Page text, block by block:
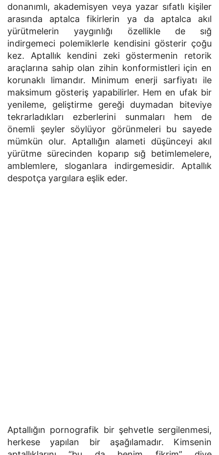
donanımlı, akademisyen veya yazar sıfatlı kişiler
arasında aptalca fikirlerin ya da aptalca akıl
yürütmelerin yaygınlığı özellikle de sığ
indirgemeci polemiklerle kendisini gösterir çoğu
kez. Aptallık kendini zeki göstermenin retorik
araçlarına sahip olan zihin konformistleri için en
korunaklı limandır. Minimum enerji sarfiyatı ile
maksimum gösteriş yapabilirler. Hem en ufak bir
yenileme, geliştirme gereği duymadan biteviye
tekrarladıkları ezberlerini sunmaları hem de
önemli şeyler söylüyor görünmeleri bu sayede
mümkün olur. Aptallığın alameti düşünceyi akıl
yürütme sürecinden koparıp sığ betimlemelere,
amblemlere, sloganlara indirgemesidir. Aptallık
despotça yargılara eşlik eder.
Aptallığın pornografik bir şehvetle sergilenmesi,
herkese yapılan bir aşağılamadır. Kimsenin